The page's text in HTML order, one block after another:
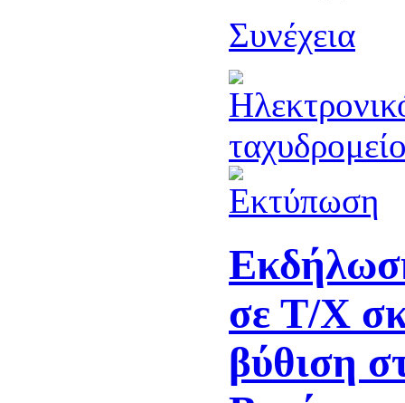
Συνέχεια
σε Τ/Χ
βύθιση